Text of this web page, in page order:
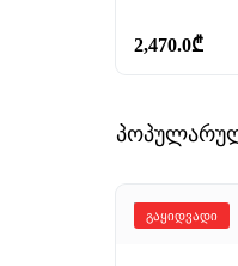
2,470.0₾
გაყიდვადი